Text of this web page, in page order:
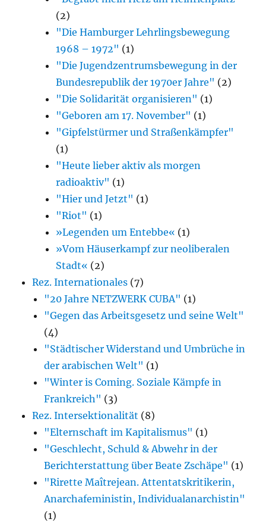
(2)
"Die Hamburger Lehrlingsbewegung
1968 – 1972" (1)
"Die Jugendzentrumsbewegung in der
Bundesrepublik der 1970er Jahre" (2)
"Die Solidarität organisieren" (1)
"Geboren am 17. November" (1)
"Gipfelstürmer und Straßenkämpfer"
(1)
"Heute lieber aktiv als morgen
radioaktiv" (1)
"Hier und Jetzt" (1)
"Riot" (1)
»Legenden um Entebbe« (1)
»Vom Häuserkampf zur neoliberalen
Stadt« (2)
Rez. Internationales (7)
"20 Jahre NETZWERK CUBA" (1)
"Gegen das Arbeitsgesetz und seine Welt"
(4)
"Städtischer Widerstand und Umbrüche in
der arabischen Welt" (1)
"Winter is Coming. Soziale Kämpfe in
Frankreich" (3)
Rez. Intersektionalität (8)
"Elternschaft im Kapitalismus" (1)
"Geschlecht, Schuld & Abwehr in der
Berichterstattung über Beate Zschäpe" (1)
"Rirette Maîtrejean. Attentatskritikerin,
Anarcha­feministin, Individualanarchistin"
(1)